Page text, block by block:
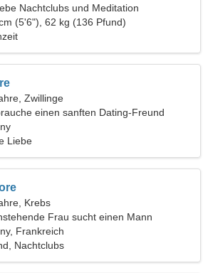
Nachtclubs und Meditation
(5'6"), 62 kg (136 Pfund)
Zwillinge
einen sanften Dating-Freund
Liebe
Krebs
Frau sucht einen Mann
Frankreich
Nachtclubs